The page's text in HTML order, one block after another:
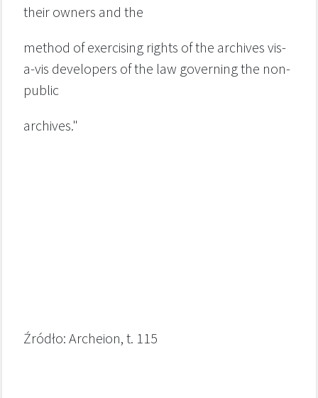
their owners and the
method of exercising rights of the archives vis-
a-vis developers of the law governing the non-
public
archives."
Źródło: Archeion, t. 115